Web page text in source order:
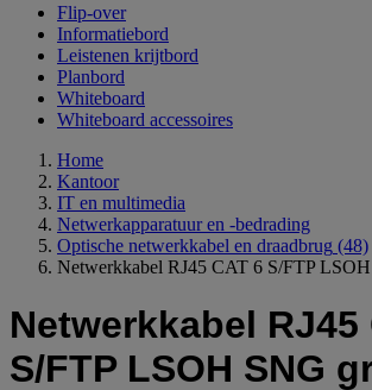
Flip-over
Informatiebord
Leistenen krijtbord
Planbord
Whiteboard
Whiteboard accessoires
Home
Kantoor
IT en multimedia
Netwerkapparatuur en -bedrading
Optische netwerkkabel en draadbrug (48)
Netwerkkabel RJ45 CAT 6 S/FTP
Netwerkkabel RJ45
S/FTP LSOH SNG